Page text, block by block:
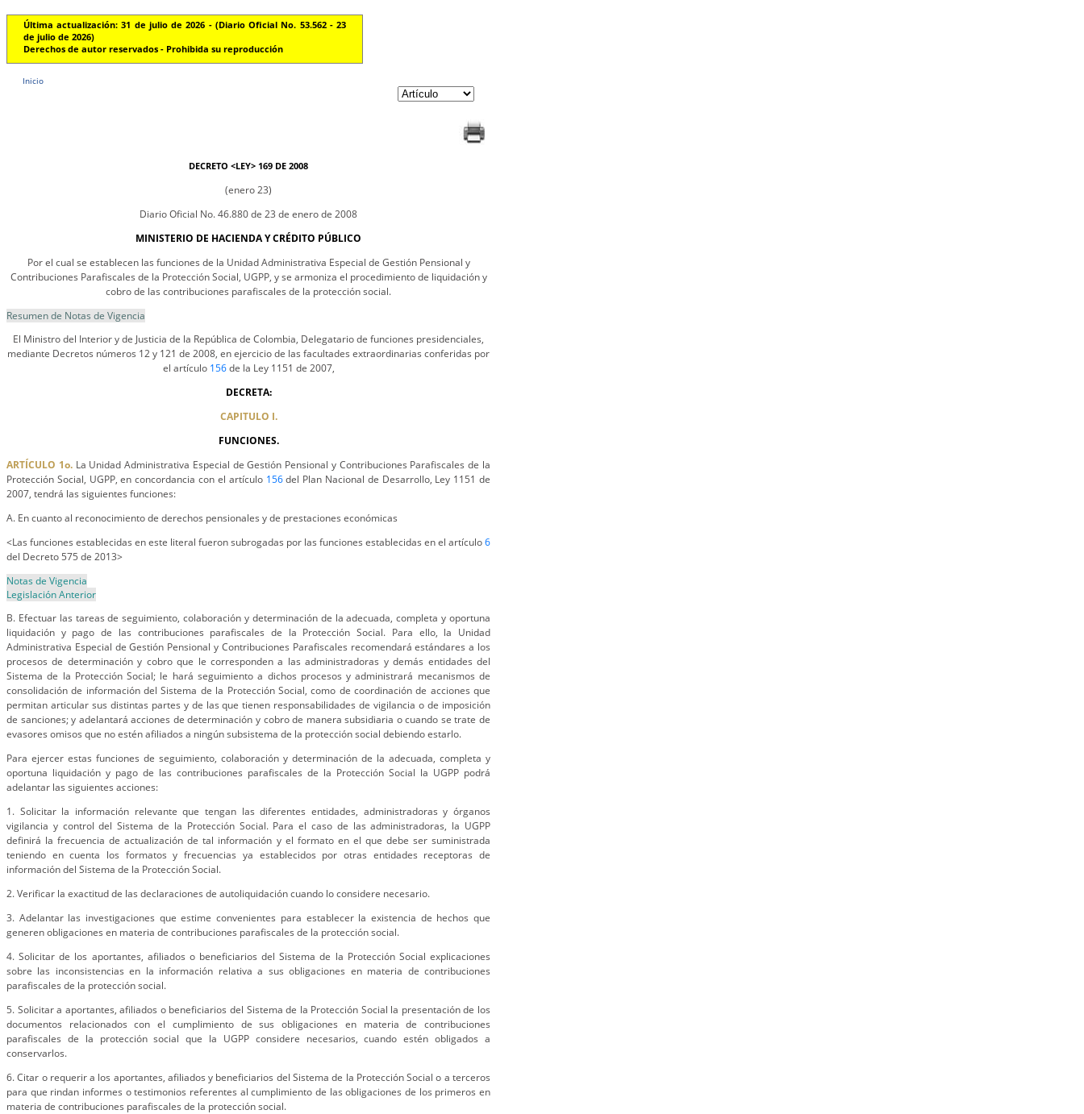
Última actualización: 31 de julio de 2026 - (Diario Oficial No. 53.562 - 23
de julio de 2026)
Derechos de autor reservados - Prohibida su reproducción
Inicio
DECRETO <LEY> 169 DE 2008
(enero 23)
Diario Oficial No. 46.880 de 23 de enero de 2008
MINISTERIO DE HACIENDA Y CRÉDITO PÚBLICO
Por el cual se establecen las funciones de la Unidad Administrativa Especial de Gestión Pensional y
Contribuciones Parafiscales de la Protección Social, UGPP, y se armoniza el procedimiento de liquidación y
cobro de las contribuciones parafiscales de la protección social.
Resumen de Notas de Vigencia
El Ministro del Interior y de Justicia de la República de Colombia, Delegatario de funciones presidenciales,
mediante Decretos números 12 y 121 de 2008, en ejercicio de las facultades extraordinarias conferidas por
el artículo 156de la Ley 1151 de 2007,
DECRETA:
CAPITULO I.
FUNCIONES.
ARTÍCULO 1o.La Unidad Administrativa Especial de Gestión Pensional y Contribuciones Parafiscales de la
Protección Social, UGPP, en concordancia con el artículo 156del Plan Nacional de Desarrollo, Ley 1151 de
2007, tendrá las siguientes funciones:
A. En cuanto al reconocimiento de derechos pensionales y de prestaciones económicas
<Las funciones establecidas en este literal fueron subrogadas por las funciones establecidas en el artículo6
del Decreto 575 de 2013>
Notas de Vigencia
Legislación Anterior
B. Efectuar las tareas de seguimiento, colaboración y determinación de la adecuada, completa y oportuna
liquidación y pago de las contribuciones parafiscales de la Protección Social. Para ello, la Unidad
Administrativa Especial de Gestión Pensional y Contribuciones Parafiscales recomendará estándares a los
procesos de determinación y cobro que le corresponden a las administradoras y demás entidades del
Sistema de la Protección Social; le hará seguimiento a dichos procesos y administrará mecanismos de
consolidación de información del Sistema de la Protección Social, como de coordinación de acciones que
permitan articular sus distintas partes y de las que tienen responsabilidades de vigilancia o de imposición
de sanciones; y adelantará acciones de determinación y cobro de manera subsidiaria o cuando se trate de
evasores omisos que no estén afiliados a ningún subsistema de la protección social debiendo estarlo.
Para ejercer estas funciones de seguimiento, colaboración y determinación de la adecuada, completa y
oportuna liquidación y pago de las contribuciones parafiscales de la Protección Social la UGPP podrá
adelantar las siguientes acciones:
1. Solicitar la información relevante que tengan las diferentes entidades, administradoras y órganos
vigilancia y control del Sistema de la Protección Social. Para el caso de las administradoras, la UGPP
definirá la frecuencia de actualización de tal información y el formato en el que debe ser suministrada
teniendo en cuenta los formatos y frecuencias ya establecidos por otras entidades receptoras de
información del Sistema de la Protección Social.
2. Verificar la exactitud de las declaraciones de autoliquidación cuando lo considere necesario.
3. Adelantar las investigaciones que estime convenientes para establecer la existencia de hechos que
generen obligaciones en materia de contribuciones parafiscales de la protección social.
4. Solicitar de los aportantes, afiliados o beneficiarios del Sistema de la Protección Social explicaciones
sobre las inconsistencias en la información relativa a sus obligaciones en materia de contribuciones
parafiscales de la protección social.
5. Solicitar a aportantes, afiliados o beneficiarios del Sistema de la Protección Social la presentación de los
documentos relacionados con el cumplimiento de sus obligaciones en materia de contribuciones
parafiscales de la protección social que la UGPP considere necesarios, cuando estén obligados a
conservarlos.
6. Citar o requerir a los aportantes, afiliados y beneficiarios del Sistema de la Protección Social o a terceros
para que rindan informes o testimonios referentes al cumplimiento de las obligaciones de los primeros en
materia de contribuciones parafiscales de la protección social.